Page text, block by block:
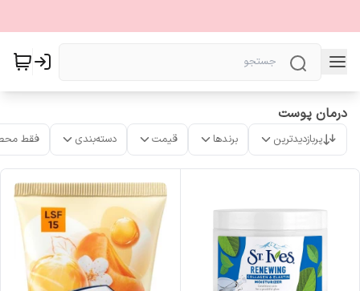
درمان پوست
پربازدیدترین برندها قیمت دسته‌بندی فقط